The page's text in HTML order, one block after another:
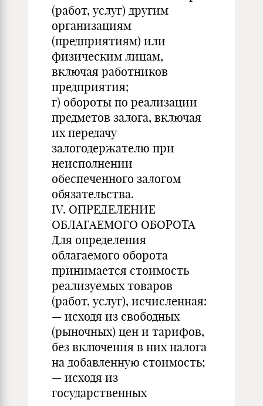
(работ, услуг) другим
организациям
(предприятиям) или
физическим лицам,
включая работников
предприятия;
г) обороты по реализации
предметов залога, включая
их передачу
залогодержателю при
неисполнении
обеспеченного залогом
обязательства.
IV. ОПРЕДЕЛЕНИЕ
ОБЛАГАЕМОГО ОБОРОТА
Для определения
облагаемого оборота
принимается стоимость
реализуемых товаров
(работ, услуг), исчисленная:
— исходя из свободных
(рыночных) цен и тарифов,
без включения в них налога
на добавленную стоимость;
— исходя из
государственных